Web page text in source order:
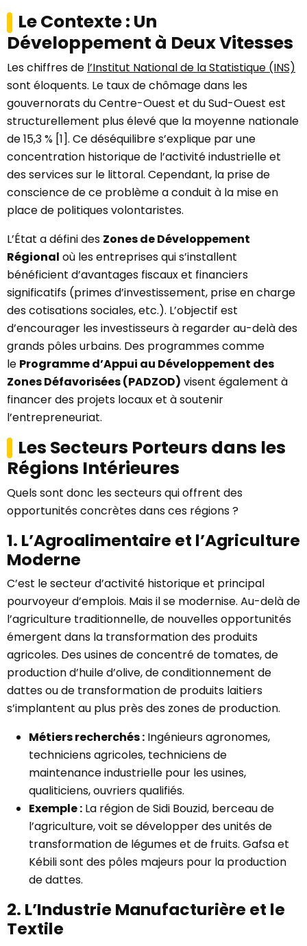
Le Contexte : Un
Développement à Deux Vitesses
Les chiffres de l’Institut National de la Statistique (INS)
sont éloquents. Le taux de chômage dans les
gouvernorats du Centre-Ouest et du Sud-Ouest est
structurellement plus élevé que la moyenne nationale
de 15,3 % [1]. Ce déséquilibre s’explique par une
concentration historique de l’activité industrielle et
des services sur le littoral. Cependant, la prise de
conscience de ce problème a conduit à la mise en
place de politiques volontaristes.
L’État a défini des Zones de Développement
Régional où les entreprises qui s’installent
bénéficient d’avantages fiscaux et financiers
significatifs (primes d’investissement, prise en charge
des cotisations sociales, etc.). L’objectif est
d’encourager les investisseurs à regarder au-delà des
grands pôles urbains. Des programmes comme
le Programme d’Appui au Développement des
Zones Défavorisées (PADZOD) visent également à
financer des projets locaux et à soutenir
l’entrepreneuriat.
Les Secteurs Porteurs dans les
Régions Intérieures
Quels sont donc les secteurs qui offrent des
opportunités concrètes dans ces régions ?
1. L’Agroalimentaire et l’Agriculture
Moderne
C’est le secteur d’activité historique et principal
pourvoyeur d’emplois. Mais il se modernise. Au-delà de
l’agriculture traditionnelle, de nouvelles opportunités
émergent dans la transformation des produits
agricoles. Des usines de concentré de tomates, de
production d’huile d’olive, de conditionnement de
dattes ou de transformation de produits laitiers
s’implantent au plus près des zones de production.
Métiers recherchés : Ingénieurs agronomes,
techniciens agricoles, techniciens de
maintenance industrielle pour les usines,
qualiticiens, ouvriers qualifiés.
Exemple : La région de Sidi Bouzid, berceau de
l’agriculture, voit se développer des unités de
transformation de légumes et de fruits. Gafsa et
Kébili sont des pôles majeurs pour la production
de dattes.
2. L’Industrie Manufacturière et le
Textile